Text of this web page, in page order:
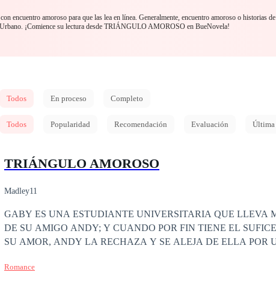
encuentro amoroso para que las lea en línea. Generalmente, encuentro amoroso o historias
¡Comience su lectura desde TRIÁNGULO AMOROSO en BueNovela!
Todos En proceso Completo
Todos Popularidad Recomendación Evaluación Última
TRIÁNGULO AMOROSO
Madley11
GABY ES UNA ESTUDIANTE UNIVERSITARIA QUE LLEVA
DE SU AMIGO ANDY; Y CUANDO POR FIN TIENE EL
SU AMOR, ANDY LA RECHAZA Y SE ALEJA DE ELLA POR
GUSTA TIENEN UNA RELACION
Romance